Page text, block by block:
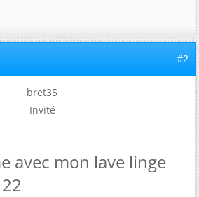
#2
bret35
Invité
avec mon lave linge